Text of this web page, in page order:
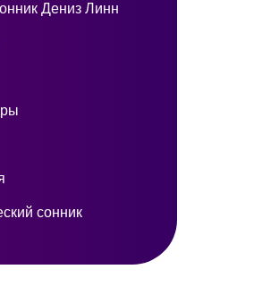
Дениз Линн
сонник